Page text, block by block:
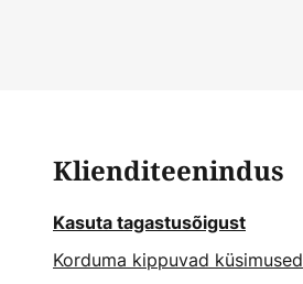
Klienditeenindus
Kasuta tagastusõigust
Korduma kippuvad küsimused